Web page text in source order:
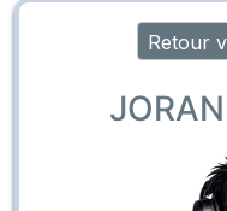
Retour